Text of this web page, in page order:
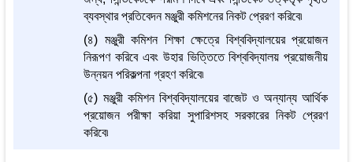
ব্যবস্থার প্রতিবেদন মঞ্জুরী কমিশনের নিকট প্রেরণ করিবে৷
(৪) মঞ্জুরী কমিশন শিক্ষা ক্ষেত্রে বিশ্ববিদ্যালয়ের প্রয়োজন
নিরূপণ করিবে এবং উহার ভিত্তিতে বিশ্ববিদ্যালয় প্রয়োজনীয়
উন্নয়ন পরিকল্পনা গ্রহণ করিবে৷
(৫) মঞ্জুরী কমিশন বিশ্ববিদ্যালয়ের বাজেট ও অন্যান্য আর্থিক
প্রয়োজন পরীক্ষা করিয়া সুপারিশসহ সরকারের নিকট প্রেরণ
করিবে৷